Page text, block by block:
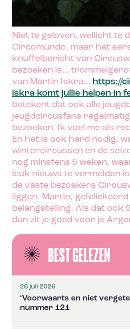
Niet te geloven, wellicht te
Circomundo, maar het
knuffelbericht van
bezoeken is…
van Martin Iskra… https://
iskra-komt-jullie-helpen-in-
betekent dat ook alle
jeugdcircusfans
bezoeken. Ik voel me als
En het is ook hard nodig,
wintercircussen en de
nog minstens 5 weken,
leuk nieuws te vermelden
de vaste bezoekers
liggen. Martin, gefeliciteerd
belangstelling. Als dat ook
dan zit je goed voor je
BEST GELEZEN
26 juli 2026
‘Voorwaarts en niet
nummer 121